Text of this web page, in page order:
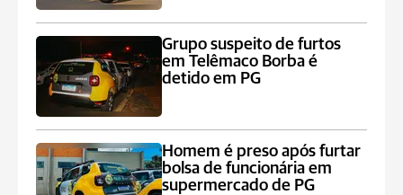
Grupo suspeito de furtos
em Telêmaco Borba é
detido em PG
Homem é preso após furtar
bolsa de funcionária em
supermercado de PG